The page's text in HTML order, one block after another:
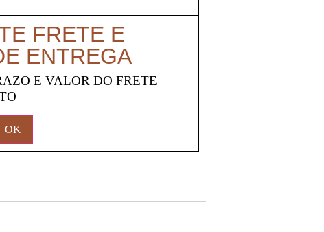
FRETE E
ENTREGA
E VALOR DO FRETE